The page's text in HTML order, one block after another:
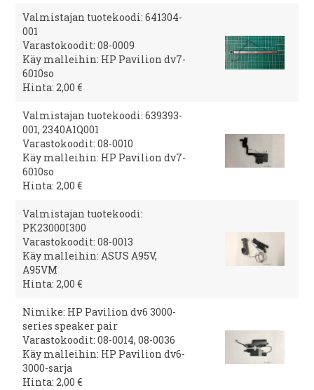
Valmistajan tuotekoodi: 641304-
001
Varastokoodit: 08-0009
Käy malleihin: HP Pavilion dv7-
6010so
Hinta: 2,00 €
Valmistajan tuotekoodi: 639393-
001, 2340A1Q001
Varastokoodit: 08-0010
Käy malleihin: HP Pavilion dv7-
6010so
Hinta: 2,00 €
Valmistajan tuotekoodi:
PK23000I300
Varastokoodit: 08-0013
Käy malleihin: ASUS A95V,
A95VM
Hinta: 2,00 €
Nimike: HP Pavilion dv6 3000-
series speaker pair
Varastokoodit: 08-0014, 08-0036
Käy malleihin: HP Pavilion dv6-
3000-sarja
Hinta: 2,00 €